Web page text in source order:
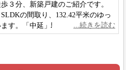
３分、新築戸建のご紹介です。
の間取り、132.42平米のゆっ
す。「中延」駅も利用できるた
ね。